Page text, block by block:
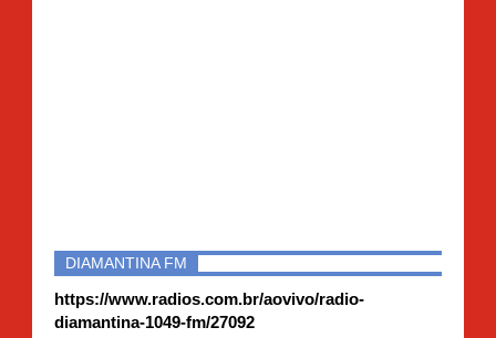
DIAMANTINA FM
https://www.radios.com.br/aovivo/radio-
diamantina-1049-fm/27092